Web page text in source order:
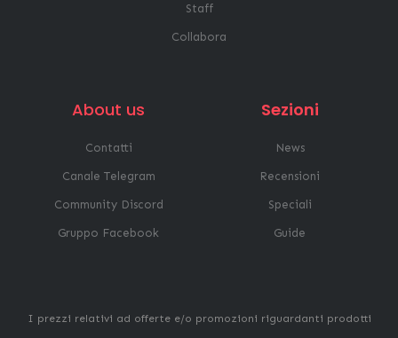
Staff
Collabora
About us
Contatti
Canale Telegram
Community Discord
Gruppo Facebook
Sezioni
News
Recensioni
Speciali
Guide
I prezzi relativi ad offerte e/o promozioni riguardanti prodotti